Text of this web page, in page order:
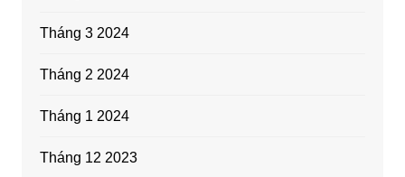
Tháng 3 2024
Tháng 2 2024
Tháng 1 2024
Tháng 12 2023